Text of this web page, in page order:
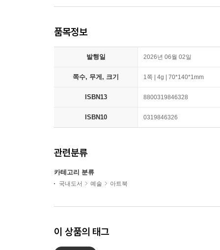
품목정보
발행일 2026년 06월 02일
쪽수, 무게, 크기 1쪽 | 4g | 70*140*1mm
ISBN13 8800319846328
ISBN10 0319846326
관련분류
카테고리 분류
국내도서 예술 아트북
이 상품의 태그